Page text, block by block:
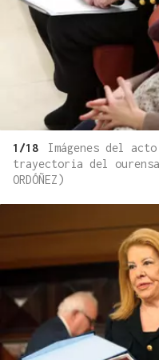
1/18
Imágenes del
trayectoria del
ORDÓÑEZ)